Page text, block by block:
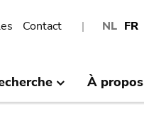
NL FR
Contact
À propos